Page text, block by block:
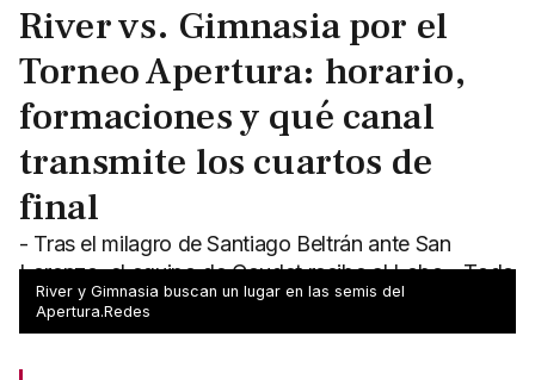
River vs. Gimnasia por el
Torneo Apertura: horario,
formaciones y qué canal
transmite los cuartos de
final
- Tras el milagro de Santiago Beltrán ante San
Lorenzo, el equipo de Coudet recibe al Lobo - Todo
lo que tenés que saber sobre este interesante duelo
River y Gimnasia buscan un lugar en las semis del
Apertura.Redes